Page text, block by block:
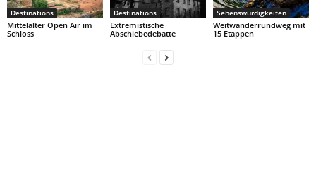
Destinations
Mittelalter Open Air im
Schloss
Destinations
Extremistische
Abschiebedebatte
Sehenswürdigkeiten
Weitwanderrundweg mit
15 Etappen